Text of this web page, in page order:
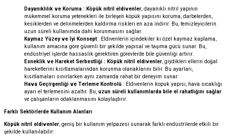
Dayanıklılık ve Koruma : Köpük nitril eldivenler, dayanıklı nitril yapının
mükemmel koruma yetenekleri ile birleşen köpük yapısını koruma, darbelerden,
kesiklerden ve delinmelerden kaldırma riskleri en aza indirir. Bu, temizleyicilerin
uzun süreli kullanımda dahi korunmasını sağlar.
Kaymaz Yüzey ve İyi Konsept: Eldivenlerin içindekiler ki özel kaymaz kaplama,
kullanım amacına göre güvenli bir şekilde yapısal ve taşıma gücü sunar. Bu,
endüstriyel işlerde hassaslık gerektiren görevlerde bile güvenliği artırır.
Esneklik ve Hareket Serbestliği : Köpük nitril eldivenler, giydikleri ellerin doğal
hareketlerini kısıtlamalarından korunma olanaklarını bilir. Bu ayarları,
kısıtlamaları sınırlarken aynı zamanda rahat bir deneyim sunar.
Hava Geçirgenliği ve Terleme Kontrolü : Eldivenlerin kopuk yapısı, hava sıcaklığı
ayarı el terlemesini azaltır. Bu, uzun süreli kullanımlarda bile el rahatlığını sağlar
ve çalışanların odaklanmasını kolaylaştırır.
Farklı Sektörlerde Kullanım Alanları
Köpük nitril eldivenler, geniş bir kullanım yelpazesi sunarak farklı endüstrilerde etkili bir
şekilde kullanılabilir: